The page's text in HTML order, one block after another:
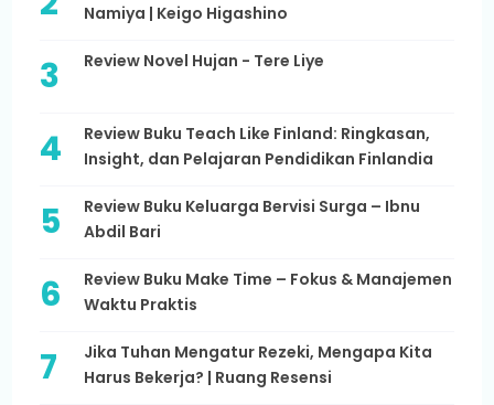
Namiya | Keigo Higashino
Review Novel Hujan - Tere Liye
Review Buku Teach Like Finland: Ringkasan,
Insight, dan Pelajaran Pendidikan Finlandia
Review Buku Keluarga Bervisi Surga – Ibnu
Abdil Bari
Review Buku Make Time – Fokus & Manajemen
Waktu Praktis
Jika Tuhan Mengatur Rezeki, Mengapa Kita
Harus Bekerja? | Ruang Resensi